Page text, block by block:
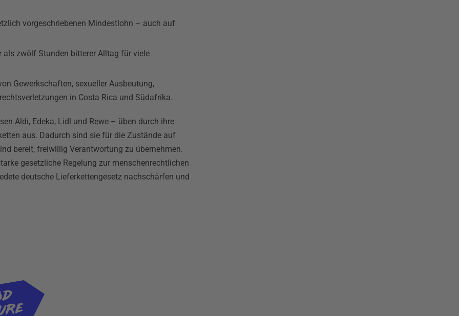
vorgeschriebenen Mindestlohn – auch auf
als zwölf Stunden bitterer Alltag für viele
Gewerkschaften, sexueller Ausbeutung,
in Costa Rica und Südafrika.
Aldi, Edeka, Lidl und Rewe – üben durch ihre
aus. Dadurch sind sie für die Zustände auf
bereit, freiwillig Verantwortung zu übernehmen.
gesetzliche Regelung zur menschenrechtlichen
deutsche Lieferkettengesetz nachschärfen und